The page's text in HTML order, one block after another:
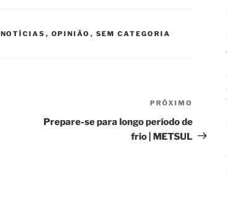
NOTÍCIAS , OPINIÃO , SEM CATEGORIA
post
PRÓXIMO
Prepare-se para longo período de
frio | METSUL